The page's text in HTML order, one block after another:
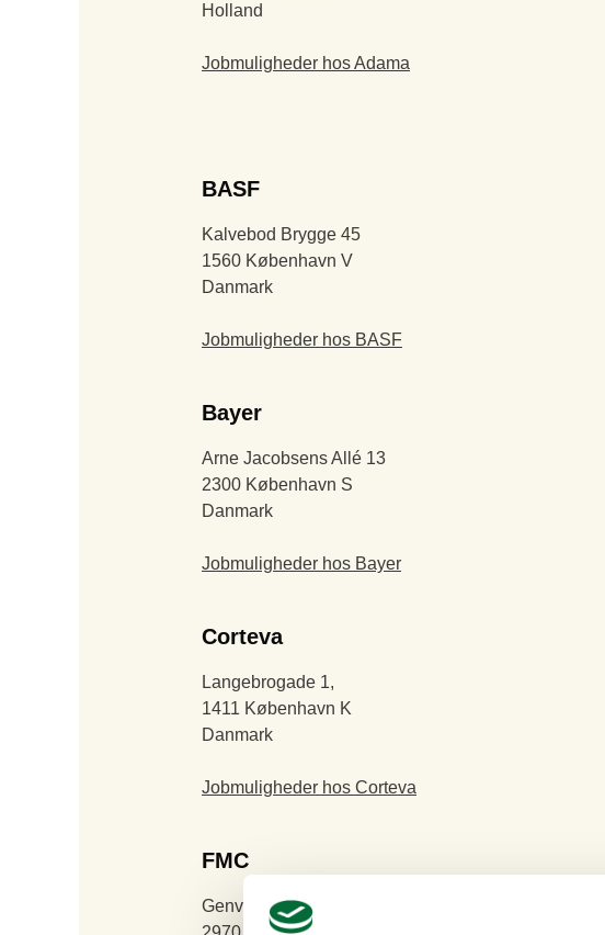
Holland
Jobmuligheder hos Adama
BASF
Kalvebod Brygge 45
1560 København V
Danmark
Jobmuligheder hos BASF
Bayer
Arne Jacobsens Allé 13
2300 København S
Danmark
Jobmuligheder hos Bayer
Corteva
Langebrogade 1,
1411 København K
Danmark
Jobmuligheder hos Corteva
FMC
Genvej 2